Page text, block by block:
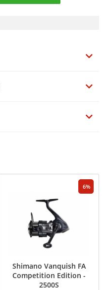
6
Shimano Vanquish FA
Competition Edition -
2500S